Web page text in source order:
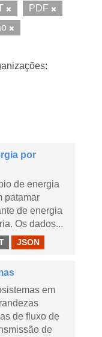
PDF
por
de energia
patamar
de energia
Os dados...
JSON
em
de fluxo de
de